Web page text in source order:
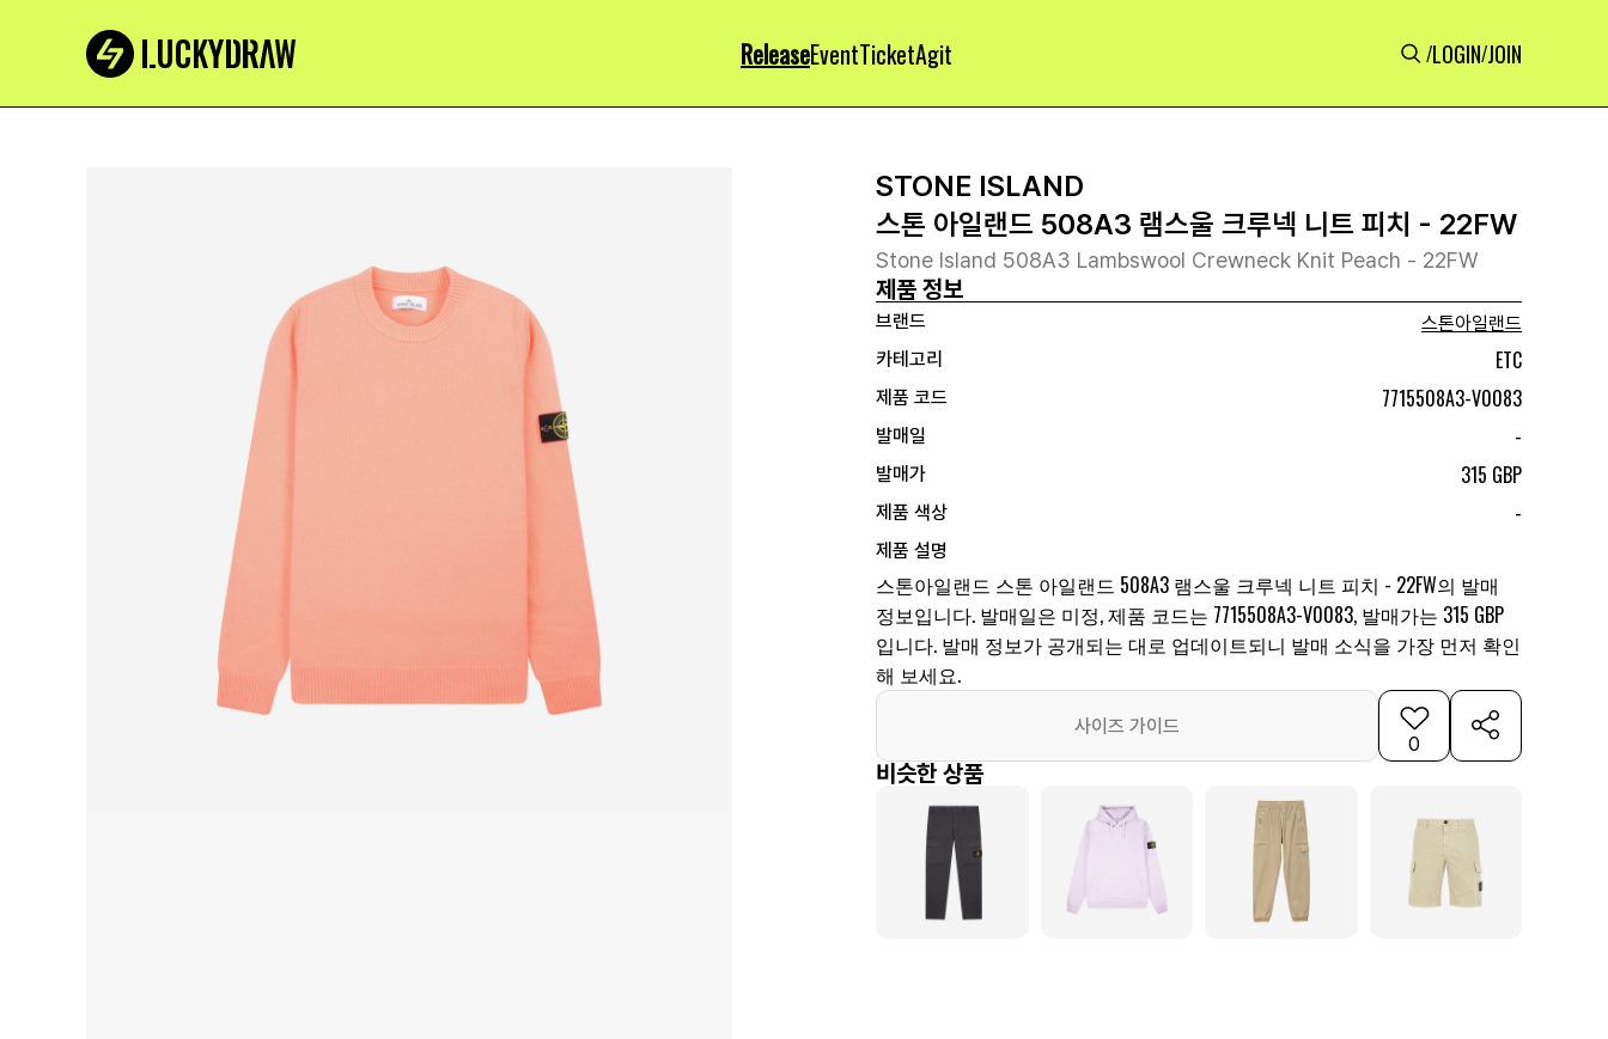
ReleaseEventTicketAgit /LOGIN/JOIN
STONE ISLAND
스톤 아일랜드 508A3 램스울 크루넥 니트 피치 - 22FW
Stone Island 508A3 Lambswool Crewneck Knit Peach - 22FW
제품 정보
브랜드
스톤아일랜드
카테고리
ETC
제품 코드 7715508A3-V0083
발매일 -
발매가 315 GBP
제품 색상 -
제품 설명
스톤아일랜드 스톤 아일랜드 508A3 램스울 크루넥 니트 피치 - 22FW의 발매
정보입니다. 발매일은 미정, 제품 코드는 7715508A3-V0083, 발매가는 315 GBP
입니다. 발매 정보가 공개되는 대로 업데이트되니 발매 소식을 가장 먼저 확인
해 보세요.
사이즈 가이드
0
비슷한 상품